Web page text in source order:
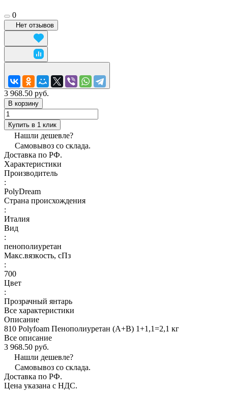
0
Нет отзывов
3 968.50 руб.
В корзину
Купить в 1 клик
Нашли дешевле?
Самовывоз со склада.
Доставка по РФ.
Характеристики
Производитель
:
PolyDream
Страна происхождения
:
Италия
Вид
:
пенополиуретан
Макс.вязкoсть, сПз
:
700
Цвет
:
Прозрачный янтарь
Все характеристики
Описание
810 Polyfoam Пенополиуретан (А+В) 1+1,1=2,1 кг
Все описание
3 968.50 руб.
Нашли дешевле?
Самовывоз со склада.
Доставка по РФ.
Цена указана с НДС.